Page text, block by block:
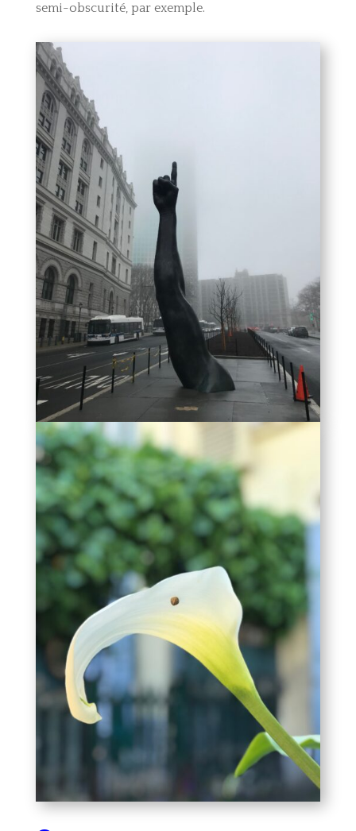
semi-obscurité, par exemple.